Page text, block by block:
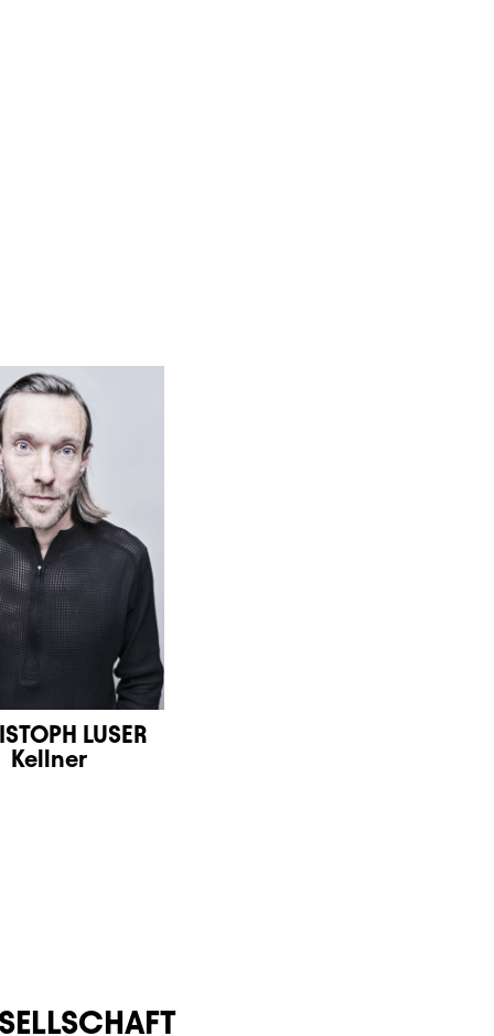
LUSER
Kellner